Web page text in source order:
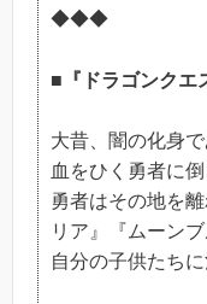
◆◆◆
■『ドラゴンクエ
大昔、闇の化身
血をひく勇者に倒
勇者はその地を
リア』『ムーン
自分の子供たち